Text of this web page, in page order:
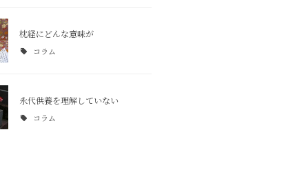
枕経にどんな意味が
コラム
永代供養を理解していない
コラム